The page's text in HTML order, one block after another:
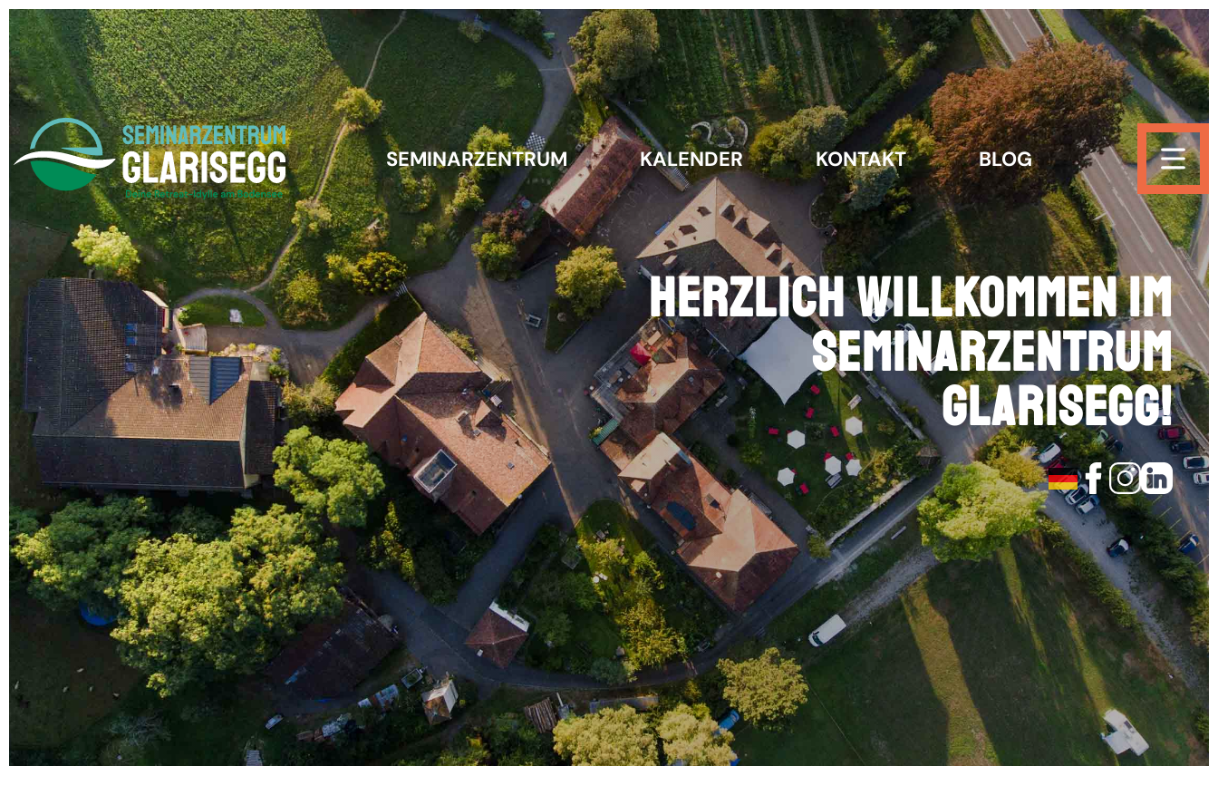
SEMINARZENTRUM KALENDER KONTAKT BLOG
SEMINARZENTRUM KALENDER KONTAKT BLOG
Herzlich willkommen im
Seminarzentrum
Glarisegg!
Skip to main content